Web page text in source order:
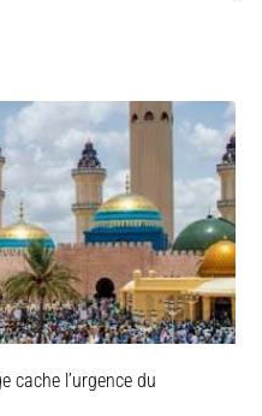
cache l’urgence du